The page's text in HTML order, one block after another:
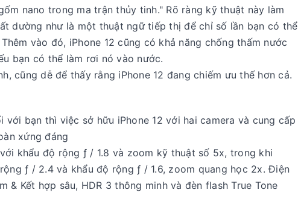
nano trong ma trận thủy tinh." Rõ ràng kỹ thuật này làm
dường như là một thuật ngữ tiếp thị để chỉ số lần bạn có thể
vào đó, iPhone 12 cũng có khả năng chống thấm nước
bạn có thể làm rơi nó vào nước.
cũng dễ để thấy rằng iPhone 12 đang chiếm ưu thế hơn cả.
bạn thì việc sở hữu iPhone 12 với hai camera và cung cấp
xứng đáng
khẩu độ rộng ƒ / 1.8 và zoom kỹ thuật số 5x, trong khi
ƒ / 2.4 và khẩu độ rộng ƒ / 1.6, zoom quang học 2x. Điện
& Kết hợp sâu, HDR 3 thông minh và đèn flash True Tone